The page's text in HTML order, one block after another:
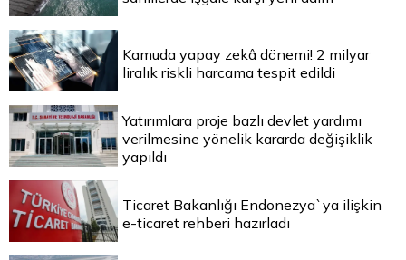
Kamuda yapay zekâ dönemi! 2 milyar
liralık riskli harcama tespit edildi
Yatırımlara proje bazlı devlet yardımı
verilmesine yönelik kararda değişiklik
yapıldı
Ticaret Bakanlığı Endonezya`ya ilişkin
e-ticaret rehberi hazırladı